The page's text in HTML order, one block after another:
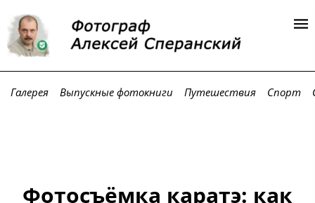
Галерея Выпускные фотокниги Путешествия Спорт
Фотосъёмка каратэ: как